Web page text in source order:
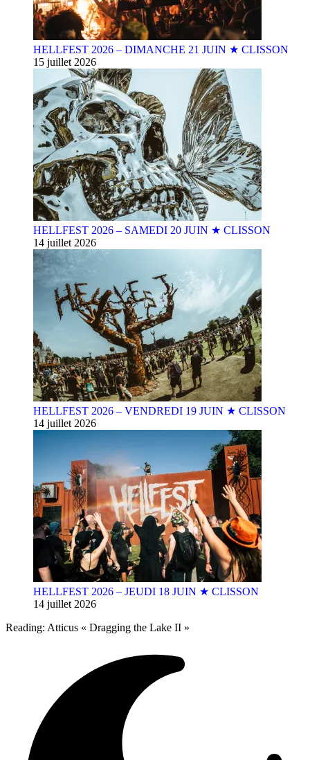
HELLFEST 2026 – DIMANCHE 21 JUIN ★ CLISSON
15 juillet 2026
HELLFEST 2026 – SAMEDI 20 JUIN ★ CLISSON
14 juillet 2026
HELLFEST 2026 – VENDREDI 19 JUIN ★ CLISSON
14 juillet 2026
HELLFEST 2026 – JEUDI 18 JUIN ★ CLISSON
14 juillet 2026
Reading: Atticus « Dragging the Lake II »